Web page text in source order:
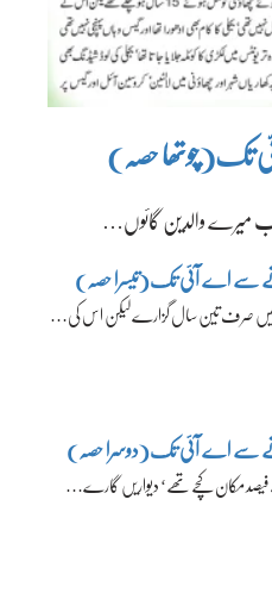
تک(چوتھا حصہ)
میرے والدین گائوں…
سے اے آئی تک(تیسرا حصہ)
صرف تین سال گزارے لیکن اس کی…
سے اے آئی تک(دوسرا حصہ)
مکان کچے تھے‘ دیواریں گارے…